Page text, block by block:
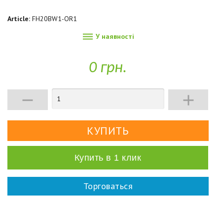
Article: FH20BW1-OR1
 У наявності
0 грн.
 
Купить в 1 клик
Торговаться